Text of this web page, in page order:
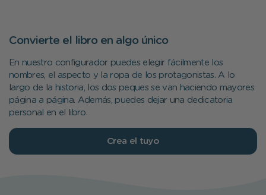
Convierte el libro en algo único
En nuestro configurador puedes elegir fácilmente los
nombres, el aspecto y la ropa de los protagonistas. A lo
largo de la historia, los dos peques se van haciendo mayores
página a página. Además, puedes dejar una dedicatoria
personal en el libro.
Crea el tuyo